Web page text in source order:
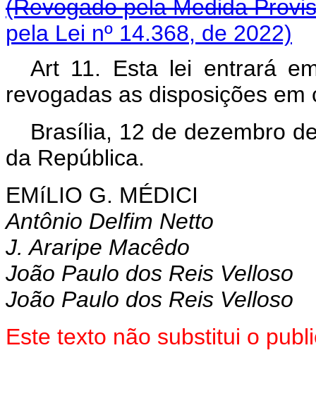
(Revogado pela Medida
pela Lei nº 14.368, de 2022)
Art 11. Esta lei entrará
revogadas as disposições em
Brasília, 12 de dezembro
da República.
EMíLIO G. MÉDICI
Antônio Delfim Netto
J. Araripe Macêdo
João Paulo dos Reis Velloso
João Paulo dos Reis Velloso
Este texto não substitui o